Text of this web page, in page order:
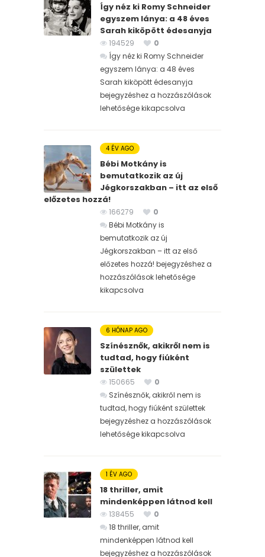
Így néz ki Romy Schneider
egyszem lánya: a 48 éves
Sarah kiköpött édesanyja
194529
0
Így néz ki Romy Schneider
egyszem lánya: a 48 éves
Sarah kiköpött édesanyja
bejegyzéshez a hozzászólások
lehetősége kikapcsolva
4 ÉV AGO
Bébi Motkány is
bemutatkozik az új
Jégkorszakban – itt az első
előzetes hozzá!
166279
0
Bébi Motkány is
bemutatkozik az új
Jégkorszakban – itt az első
előzetes hozzá! bejegyzéshez a
hozzászólások lehetősége
kikapcsolva
6 HÓNAP AGO
Színésznők, akikről nem is
tudtad, hogy fiúként
születtek
150665
0
Színésznők, akikről nem is
tudtad, hogy fiúként születtek
bejegyzéshez a hozzászólások
lehetősége kikapcsolva
1 ÉV AGO
18 thriller, amit
mindenképpen látnod kell
138455
0
18 thriller, amit
mindenképpen látnod kell
bejegyzéshez a hozzászólások